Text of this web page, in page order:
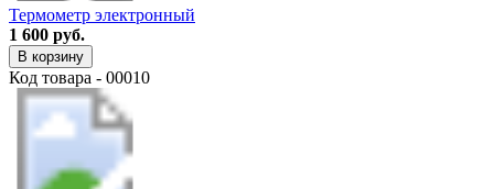
Термометр электронный
1 600 руб.
В корзину
Код товара - 00010